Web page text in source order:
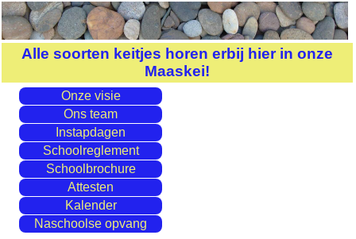
Alle soorten keitjes horen erbij hier in onze
Maaskei!
Onze visie
Ons team
Instapdagen
Schoolreglement
Schoolbrochure
Attesten
Kalender
Naschoolse opvang